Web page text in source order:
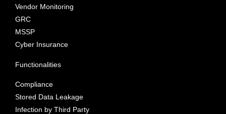
Vendor Monitoring
GRC
MSSP
Cyber Insurance
Functionalities
Compliance
Stored Data Leakage
Infection by Third Party